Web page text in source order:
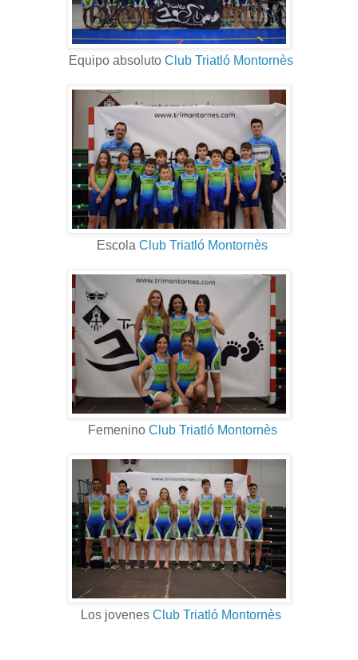
Equipo absoluto Club Triatló Montornès
Escola Club Triatló Montornès
Femenino Club Triatló Montornès
Los jovenes Club Triatló Montornès